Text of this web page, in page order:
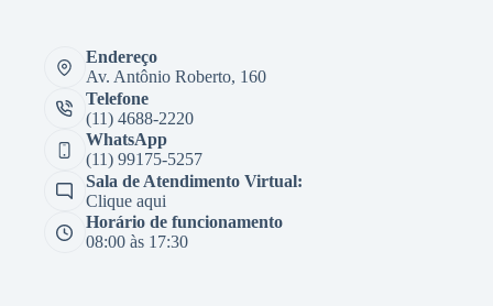
Endereço
Av. Antônio Roberto, 160
Telefone
(11) 4688-2220
WhatsApp
(11) 99175-5257
Sala de Atendimento Virtual:
Clique aqui
Horário de funcionamento
08:00 às 17:30